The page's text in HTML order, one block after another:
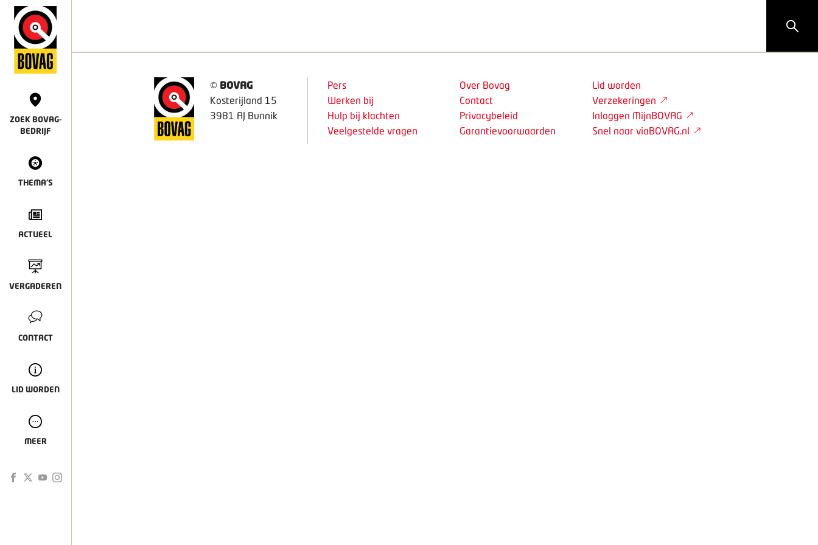
ZOEK BOVAG-
BEDRIJF
THEMA'S
ACTUEEL
VERGADEREN
CONTACT
LID WORDEN
MEER
© BOVAG
Kosterijland 15
3981 AJ Bunnik
Pers
Werken bij
Hulp bij klachten
Veelgestelde vragen
Over Bovag
Contact
Privacybeleid
Garantievoorwaarden
Lid worden
Verzekeringen
Inloggen MijnBOVAG
Snel naar viaBOVAG.nl